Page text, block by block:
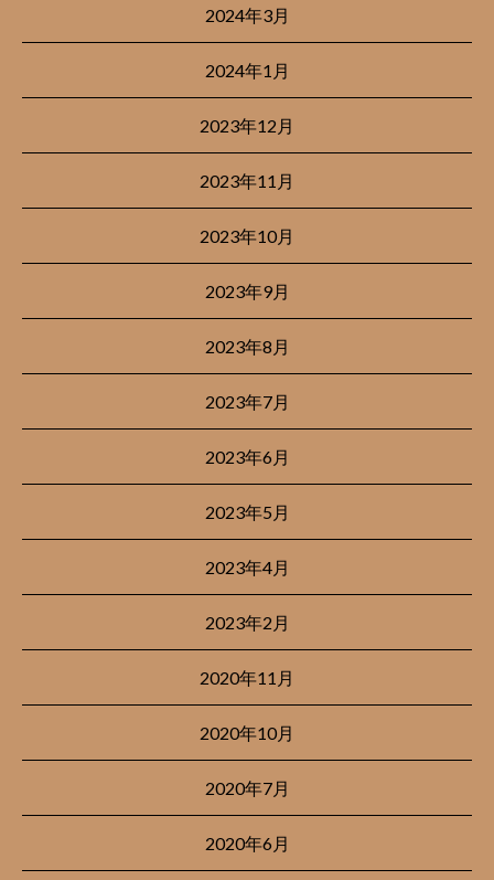
2024年3月
2024年1月
2023年12月
2023年11月
2023年10月
2023年9月
2023年8月
2023年7月
2023年6月
2023年5月
2023年4月
2023年2月
2020年11月
2020年10月
2020年7月
2020年6月